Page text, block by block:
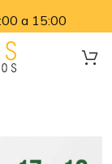
a 15:00